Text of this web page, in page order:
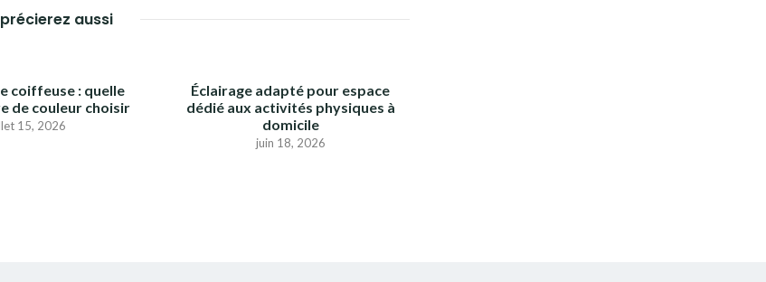
aussi
coiffeuse : quelle
de couleur choisir
15, 2026
Éclairage adapté pour espace
dédié aux activités physiques à
domicile
juin 18, 2026